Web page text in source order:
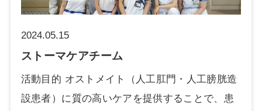
りよい対応方法について話し合います。 精神科
リエゾンチーム内で定期的にカンファレンスを
行い、患者さんへの精神科的治療や心理的サポ
分らしい生活ができるようにサポートします。
ムによるサポートの詳細や実績についてはこち
らをご覧ください。 特色 緩和ケアチームには
2024.05.15
ストーマケアチーム
活動目的 オストメイト（人工肛門・人工膀胱造
設患者）に質の高いケアを提供することで、患